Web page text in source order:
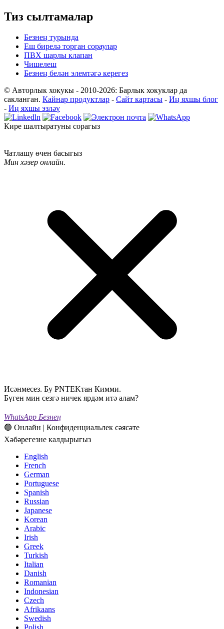
Тиз сылтамалар
Безнең турында
Еш бирелә торган сораулар
ПВХ шарлы клапан
Чишелеш
Безнең белән элемтәгә керегез
© Авторлык хокукы - 2010-2026: Барлык хокуклар да
сакланган. Кайнар продуктлар - Сайт картасы - Иң яхшы блог
- Иң яхшы эзләү
Кире шалтыратуны сорагыз
Чатлашу өчен басыгыз
Мин хәзер онлайн.
Исәнмесез. Бу PNTEKтан Кимми.
Бүген мин сезгә ничек ярдәм итә алам?
WhatsApp Безнең
🟢 Онлайн | Конфиденциальлек сәясәте
Хәбәрегезне калдырыгыз
English
French
German
Portuguese
Spanish
Russian
Japanese
Korean
Arabic
Irish
Greek
Turkish
Italian
Danish
Romanian
Indonesian
Czech
Afrikaans
Swedish